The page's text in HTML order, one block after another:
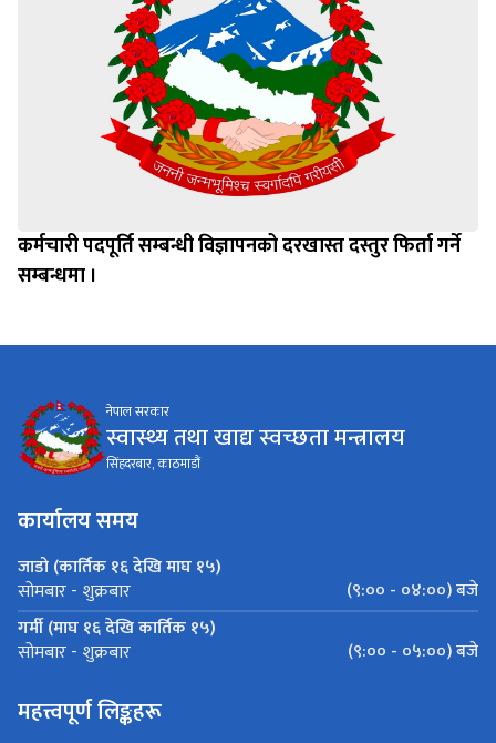
कर्मचारी पदपूर्ति सम्बन्धी विज्ञापनको दरखास्त दस्तुर फिर्ता गर्ने
सम्बन्धमा ।
नेपाल सरकार
स्वास्थ्य तथा खाद्य स्वच्छता मन्त्रालय
सिंहदरबार, काठमाडौं
कार्यालय समय
जाडो (कार्तिक १६ देखि माघ १५)
सोमबार - शुक्रबार
(९:०० - ०४:००) बजे
गर्मी (माघ १६ देखि कार्तिक १५)
सोमबार - शुक्रबार (९:०० - ०५:००) बजे
महत्त्वपूर्ण लिङ्कहरू